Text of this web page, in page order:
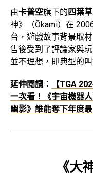
由卡普空旗下的四葉
神》（Ōkami）在
台，遊戲故事背景取
售後受到了評論家與
並不理想，即典型的
延伸閱讀：
【TGA
一次看！《宇宙機器
幽影》誰能奪下年度
《大